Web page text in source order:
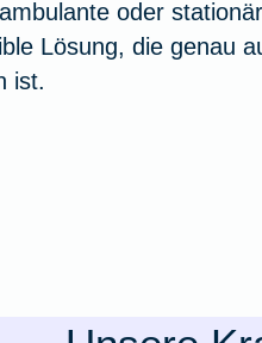
Zur
ZurZur
oder
Lösung, die genau
ist.